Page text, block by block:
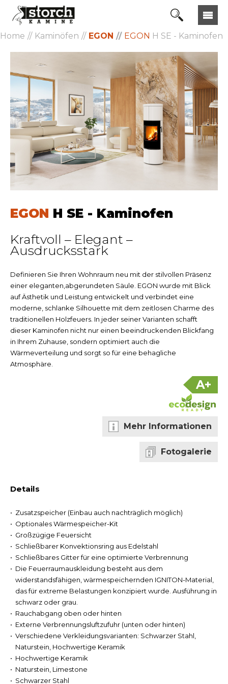
Home Kaminöfen EGON EGON H SE - Kaminofen
EGON H SE - Kaminofen
Kraftvoll – Elegant –
Ausdrucksstark
Definieren Sie Ihren Wohnraum neu mit der stilvollen Präsenz
einer eleganten,abgerundeten Säule. EGON wurde mit Blick
auf Ästhetik und Leistung entwickelt und verbindet eine
moderne, schlanke Silhouette mit dem zeitlosen Charme des
traditionellen Holzfeuers. In jeder seiner Varianten schafft
dieser Kaminofen nicht nur einen beeindruckenden Blickfang
in Ihrem Zuhause, sondern optimiert auch die
Wärmeverteilung und sorgt so für eine behagliche
Atmosphäre.
A+
Mehr Informationen
Fotogalerie
Details
Zusatzspeicher (Einbau auch nachträglich möglich)
Optionales Wärmespeicher-Kit
Großzügige Feuersicht
Schließbarer Konvektionsring aus Edelstahl
Schließbares Gitter für eine optimierte Verbrennung
Die Feuerraumauskleidung besteht aus dem
widerstandsfähigen, wärmespeichernden IGNITON-Material,
das für extreme Belastungen konzipiert wurde. Ausführung in
schwarz oder grau.
Rauchabgang oben oder hinten
Externe Verbrennungsluftzufuhr (unten oder hinten)
Verschiedene Verkleidungsvarianten: Schwarzer Stahl,
Naturstein, Hochwertige Keramik
Hochwertige Keramik
Naturstein, Limestone
Schwarzer Stahl